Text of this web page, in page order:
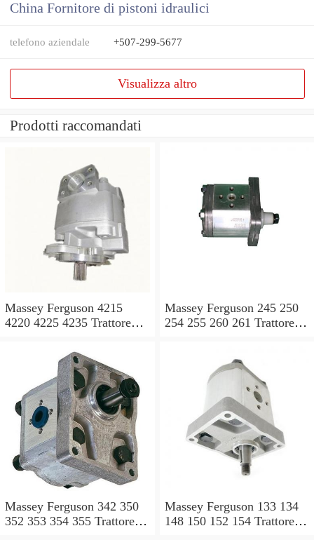
China Fornitore di pistoni idraulici
telefono aziendale +507-299-5677
Visualizza altro
Prodotti raccomandati
Massey Ferguson 4215
4220 4225 4235 Trattore
Valvola Di Controllo
Massey Ferguson 245 250
254 255 260 261 Trattore
Massey Ferguson 342 350
352 353 354 355 Trattore
Massey Ferguson 133 134
148 150 152 154 Trattore